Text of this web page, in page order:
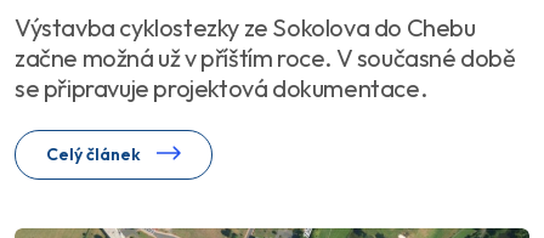
Výstavba cyklostezky ze Sokolova do Chebu
začne možná už v příštím roce. V současné době
se připravuje projektová dokumentace.
Celý článek